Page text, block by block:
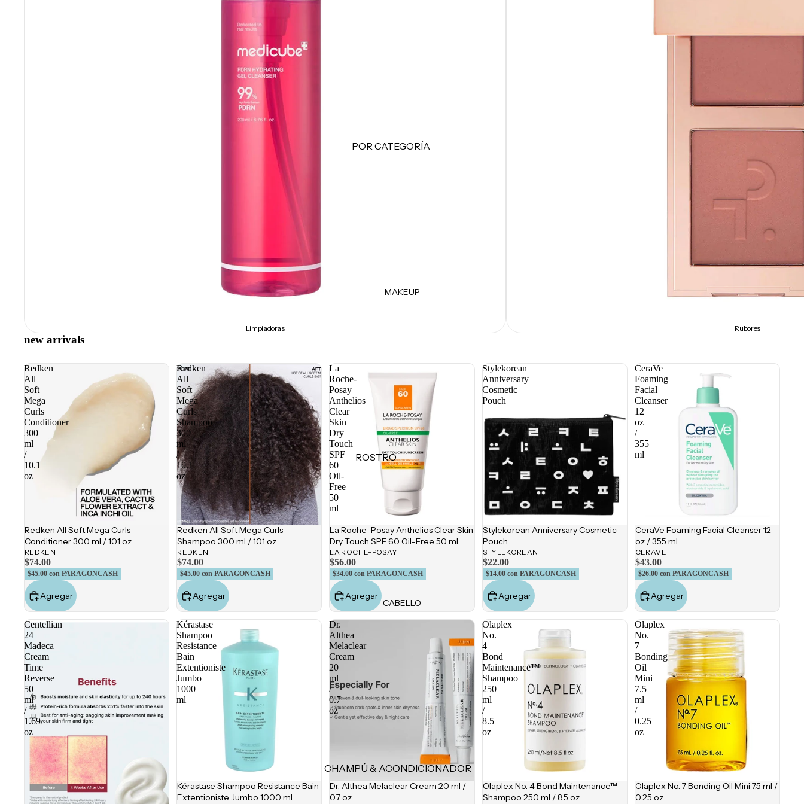
POR CATEGORÍA
Hidratantes
Herramientas
POR INGREDIENTE
Vitamina C
Retinol
Ácido Salicílico
Niacinamida
Ácido Tranexámico
Ácido Azelaico
Ácido Glicólico
Péptidos
Ácido Hialurónico
POR
PREOCUPACIÓN
Acné
Hiperpigmentación
Líneas de Expresión
Rosácea
Enrojecimiento
Sensibilidad
Grasa y Poros Obstruídos
MAKEUP
ROSTRO
Primers
Correctores
Bronzers
Rubores
Iluminadores
Polvos
Fijadores de maquillaje
Delineadores
Máscaras para
Pestañas postizas
LABIOS
CABELLO
CHAMPÚ & ACONDICIONADOR
Champús
Limpiadoras Rubores
new arrivals
Redken
All
Soft
Mega
Curls
Conditioner
300
ml
/
10.1
oz
Redken All Soft Mega Curls
Conditioner 300 ml / 10.1 oz
REDKEN
$74.00
$45.00 con PARAGONCASH
Agregar
Redken
All
Soft
Mega
Curls
Shampoo
300
ml
/
10.1
oz
Redken All Soft Mega Curls
Shampoo 300 ml / 10.1 oz
REDKEN
$74.00
$45.00 con PARAGONCASH
Agregar
La
Roche-
Posay
Anthelios
Clear
Skin
Dry
Touch
SPF
60
Oil-
Free
50
ml
La Roche-Posay Anthelios Clear Skin
Dry Touch SPF 60 Oil-Free 50 ml
LA ROCHE-POSAY
$56.00
$34.00 con PARAGONCASH
Agregar
Stylekorean
Anniversary
Cosmetic
Pouch
Stylekorean Anniversary Cosmetic
Pouch
STYLEKOREAN
$22.00
$14.00con PARAGONCASH
Agregar
CeraVe
Foaming
Facial
Cleanser
12
oz
/
355
ml
CeraVe Foaming Facial Cleanser 12
oz / 355 ml
CERAVE
$43.00
$26.00con PARAGONCASH
Agregar
Centellian
24
Madeca
Cream
Time
Reverse
50
ml
/
1.69
oz
Kérastase
Shampoo
Resistance
Bain
Extentioniste
Jumbo
1000
ml
Kérastase Shampoo Resistance Bain
Extentioniste Jumbo 1000 ml
Dr.
Althea
Melaclear
Cream
20
ml
/
0.7
oz
Dr. Althea Melaclear Cream 20 ml /
0.7 oz
Olaplex
No.
4
Bond
Maintenance™
Shampoo
250
ml
/
8.5
oz
Olaplex No. 4 Bond Maintenance™
Shampoo 250 ml / 8.5 oz
Olaplex
No.
7
Bonding
Oil
Mini
7.5
ml
/
0.25
oz
Olaplex No. 7 Bonding Oil Mini 7.5 ml /
0.25 oz